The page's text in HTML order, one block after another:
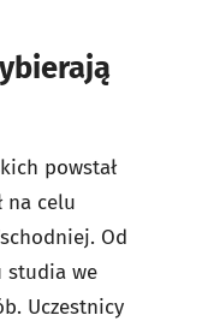
powstał
na celu
Od
studia we
Uczestnicy